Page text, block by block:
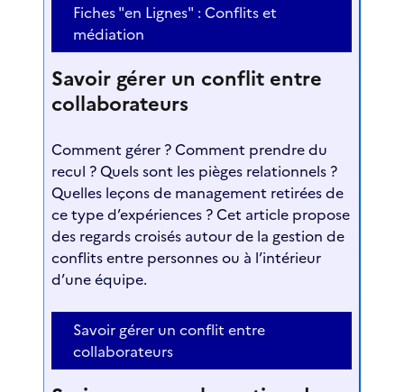
Fiches "en Lignes" : Conflits et
médiation
Savoir gérer un conflit entre
collaborateurs
Comment gérer ? Comment prendre du
recul ? Quels sont les pièges relationnels ?
Quelles leçons de management retirées de
ce type d’expériences ? Cet article propose
des regards croisés autour de la gestion de
conflits entre personnes ou à l’intérieur
d’une équipe.
Savoir gérer un conflit entre
collaborateurs